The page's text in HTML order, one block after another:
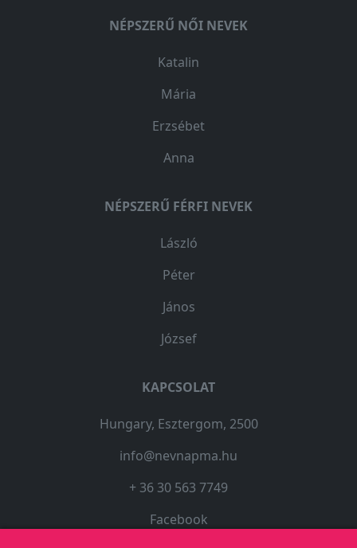
NÉPSZERŰ NŐI NEVEK
Katalin
Mária
Erzsébet
Anna
NÉPSZERŰ FÉRFI NEVEK
László
Péter
János
József
KAPCSOLAT
Hungary, Esztergom, 2500
info@nevnapma.hu
+ 36 30 563 7749
Facebook